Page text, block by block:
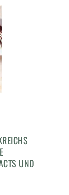
UND K